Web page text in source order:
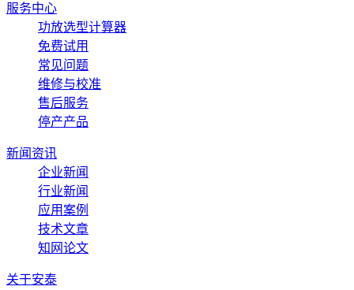
服务中心
功放选型计算器
免费试用
常见问题
维修与校准
售后服务
停产产品
新闻资讯
企业新闻
行业新闻
应用案例
技术文章
知网论文
关于安泰